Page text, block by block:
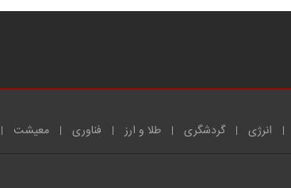
انرژی گردشگری طلا و ارز فناوری معیشت